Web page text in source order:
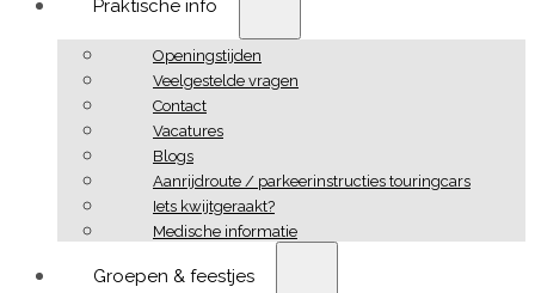
Praktische info
Openingstijden
Veelgestelde vragen
Contact
Vacatures
Blogs
Aanrijdroute / parkeerinstructies touringcars
Iets kwijtgeraakt?
Medische informatie
Groepen & feestjes